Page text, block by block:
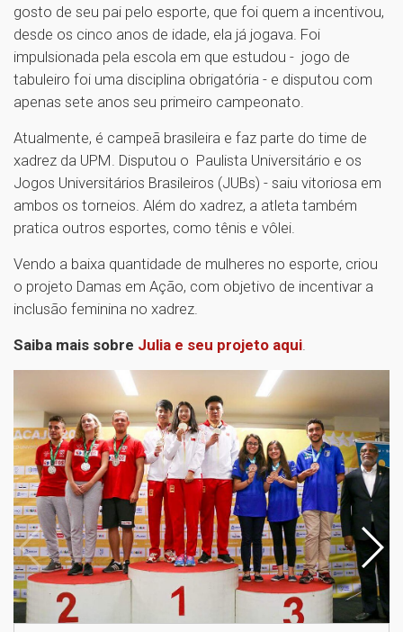
gosto de seu pai pelo esporte, que foi quem a incentivou,
desde os cinco anos de idade, ela já jogava. Foi
impulsionada pela escola em que estudou - jogo de
tabuleiro foi uma disciplina obrigatória - e disputou com
apenas sete anos seu primeiro campeonato.
Atualmente, é campeã brasileira e faz parte do time de
xadrez da UPM. Disputou o Paulista Universitário e os
Jogos Universitários Brasileiros (JUBs) - saiu vitoriosa em
ambos os torneios. Além do xadrez, a atleta também
pratica outros esportes, como tênis e vôlei.
Vendo a baixa quantidade de mulheres no esporte, criou
o projeto Damas em Ação, com objetivo de incentivar a
inclusão feminina no xadrez.
Saiba mais sobre Julia e seu projeto aqui.